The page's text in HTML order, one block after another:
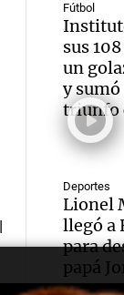
Fútbol
sus
un
y
triunfo
Deportes
Lionel
llegó a
para
papá